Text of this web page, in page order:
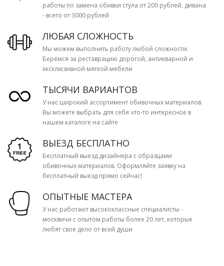
работы по замена обивки стула от 200 рублей, дивана
- всего от 3000 рублей
ЛЮБАЯ СЛОЖНОСТЬ
Мы можем выполнить работу любой сложности.
Берёмся за реставрацию дорогой, антикварной и
эксклюзивной мягкой мебели
ТЫСЯЧИ ВАРИАНТОВ
У нас широкий ассортимент обивочных материалов.
Вы можете выбрать для себя что-то интересное в
нашем каталоге на сайте
ВЫЕЗД БЕСПЛАТНО
Бесплатный выезд дизайнера с образцами
обивочных материалов. Оформляйте заявку на
бесплатный выезд прямо сейчас!
ОПЫТНЫЕ МАСТЕРА
У нас работают высококлассные специалисты -
москвичи с опытом работы более 20 лет, которые
любят свое дело от всей души